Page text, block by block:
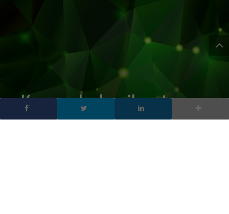
Kaspersky ha rilevato
mezzo milione di file